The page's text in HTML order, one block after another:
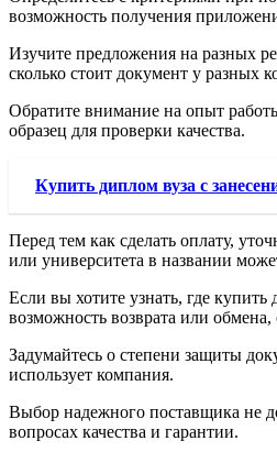
возможность получения
Изучите предложения на разных
сколько стоит документ у разных
Обратите внимание на опыт
образец для проверки качества.
Купить диплом вуза с
Перед тем как сделать оплату,
или университета в названии
Если вы хотите узнать, где
возможность возврата или
Задумайтесь о степени защиты
использует компания.
Выбор надежного поставщика не
вопросах качества и гарантии.